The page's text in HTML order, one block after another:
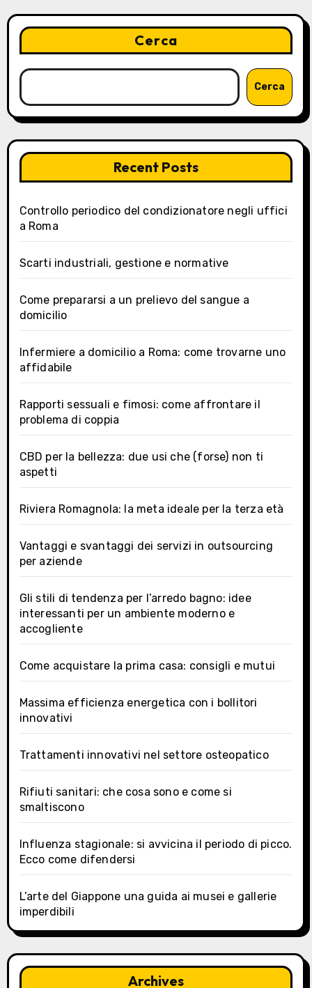
articoli
Cerca
Cerca
Recent Posts
Controllo periodico del condizionatore negli uffici
a Roma
Scarti industriali, gestione e normative
Come prepararsi a un prelievo del sangue a
domicilio
Infermiere a domicilio a Roma: come trovarne uno
affidabile
Rapporti sessuali e fimosi: come affrontare il
problema di coppia
CBD per la bellezza: due usi che (forse) non ti
aspetti
Riviera Romagnola: la meta ideale per la terza età
Vantaggi e svantaggi dei servizi in outsourcing
per aziende
Gli stili di tendenza per l’arredo bagno: idee
interessanti per un ambiente moderno e
accogliente
Come acquistare la prima casa: consigli e mutui
Massima efficienza energetica con i bollitori
innovativi
Trattamenti innovativi nel settore osteopatico
Rifiuti sanitari: che cosa sono e come si
smaltiscono
Influenza stagionale: si avvicina il periodo di picco.
Ecco come difendersi
L’arte del Giappone una guida ai musei e gallerie
imperdibili
Archives